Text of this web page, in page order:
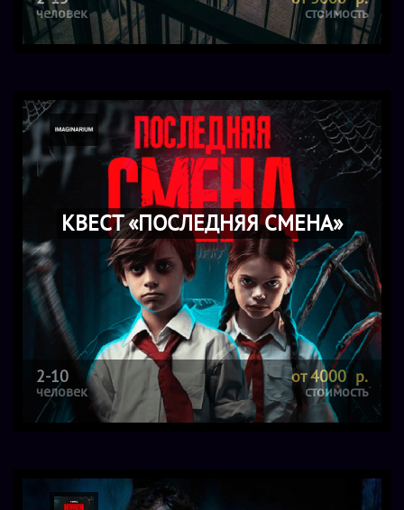
человек стоимость
КВЕСТ «ПОСЛЕДНЯЯ СМЕНА»
2-10
человек
от 4000 р.
стоимость